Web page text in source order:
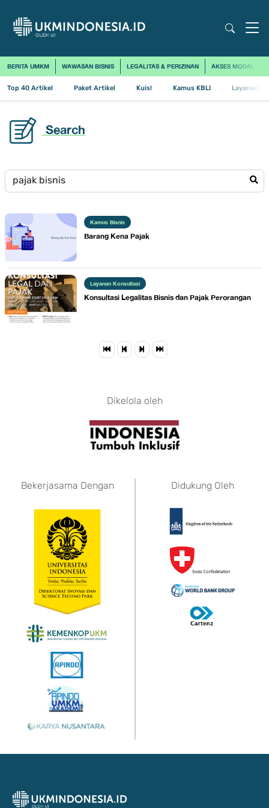
BERITA UMKM WAWASAN BISNIS LEGALITAS & PERIZINAN AKSES MODAL
Top 40 Artikel Paket Artikel Kuis! Kamus KBLI Layanan
Search
Kamus Bisnis
​Barang Kena Pajak
Layanan Konsultasi
Konsultasi Legalitas Bisnis dan Pajak Perorangan
Dikelola oleh
Bekerjasama Dengan Didukung Oleh